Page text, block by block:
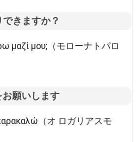
きますか？
μαζί μου;（モローナトパロ
願いします
（オ ロガリアスモ